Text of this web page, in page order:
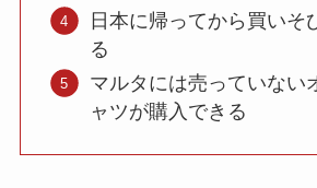
日本に帰ってから買いそ
る
マルタには売っていない
ャツが購入できる